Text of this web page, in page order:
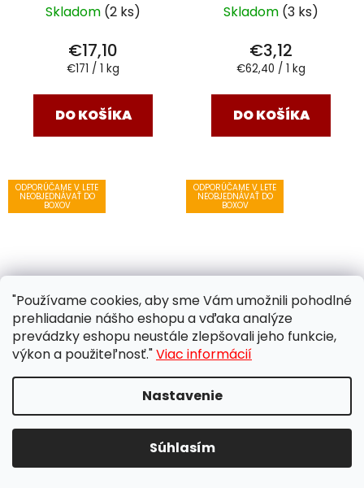
"Používame cookies, aby sme Vám umožnili pohodlné
prehliadanie nášho eshopu a vďaka analýze
prevádzky eshopu neustále zlepšovali jeho funkcie,
výkon a použiteľnosť."Viac informácií
Nastavenie
Súhlasím
Skladom (2 ks)
€17,10
Jednotková
€171 / 1 kg
DO KOŠÍKA
Skladom (3 ks)
€3,12
Jednotková
€62,40 / 1 kg
DO KOŠÍKA
ODPORÚČAME V LETE
NEOBJEDNÁVAŤ DO
BOXOV
Chunmee special
"Vzácne obočie"
zelený čaj 100 g
€4,27
ODPORÚČAME V LETE
NEOBJEDNÁVAŤ DO
BOXOV
Jahoda v
šampanskom
(Strawberry Rose
Champagne)zelený
ochutený čaj 60 g
€4,49